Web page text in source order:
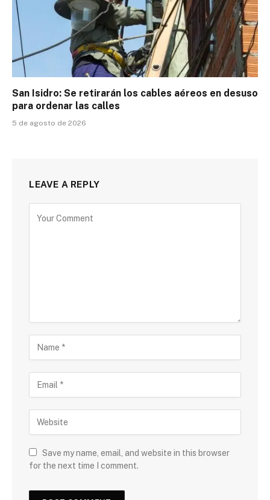
San Isidro: Se retirarán los cables aéreos en desuso
para ordenar las calles
5 de agosto de 2026
LEAVE A REPLY
Save my name, email, and website in this browser
for the next time I comment.